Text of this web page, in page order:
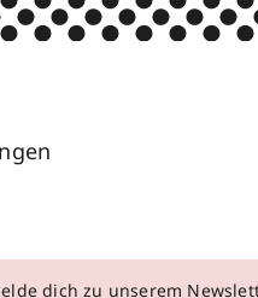
dich zu unserem